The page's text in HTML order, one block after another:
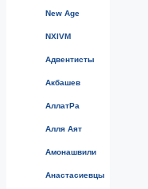
New Age
NXIVM
Адвентисты
Акбашев
АллатРа
Алля Аят
Амонашвили
Анастасиевцы